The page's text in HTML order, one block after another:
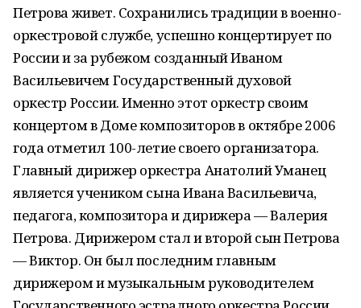
Петрова живет. Сохранились традиции в военно-
оркестровой службе, успешно концертирует по
России и за рубежом созданный Иваном
Васильевичем Государственный духовой
оркестр России. Именно этот оркестр своим
концертом в Доме композиторов в октябре 2006
года отметил 100-летие своего организатора.
Главный дирижер оркестра Анатолий Уманец
является учеником сына Ивана Васильевича,
педагога, композитора и дирижера — Валерия
Петрова. Дирижером стал и второй сын Петрова
— Виктор. Он был последним главным
дирижером и музыкальным руководителем